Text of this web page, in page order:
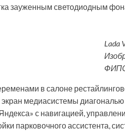
зауженным светодиодным
Lada
в салоне
медиасистемы
с навигацией,
парковочного ассистента,